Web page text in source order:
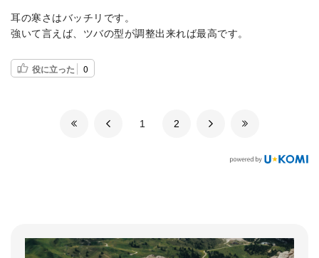
耳の寒さはバッチリです。
強いて言えば、ツバの型が調整出来れば最高です。
役に立った 0
​1 ​2